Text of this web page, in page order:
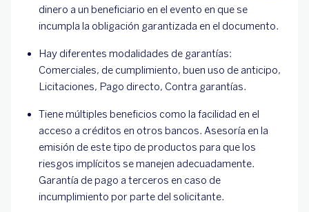
dinero a un beneficiario en el evento en que se
incumpla la obligación garantizada en el documento.
Hay diferentes modalidades de garantías:
Comerciales, de cumplimiento, buen uso de anticipo,
Licitaciones, Pago directo, Contra garantías.
Tiene múltiples beneficios como la facilidad en el
acceso a créditos en otros bancos. Asesoría en la
emisión de este tipo de productos para que los
riesgos implícitos se manejen adecuadamente.
Garantía de pago a terceros en caso de
incumplimiento por parte del solicitante.